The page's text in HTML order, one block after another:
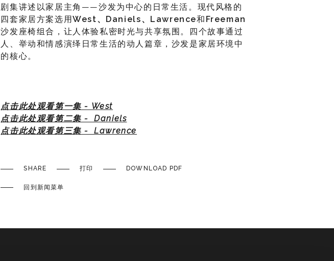
剧集讲述以家居主角——沙发为中心的日常生活。现代风格的
四套家居方案选用West、 Daniels、 Lawrence和 Freeman
沙发座椅组合，让人体验私密时光与共享氛围。四个故事通过
人、举动和情感演绎日常生活的动人篇章，沙发是家居环境中
的核心。
点击此处观看第一集 - West
点击此处观看第二集 - Daniels
点击此处观看第三集 - Lawrence
SHARE 打印 DOWNLOAD PDF
回到新闻菜单